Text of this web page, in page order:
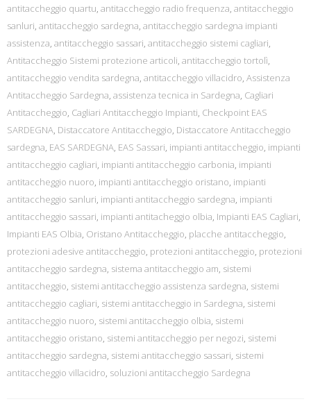
antitaccheggio quartu, antitaccheggio radio frequenza, antitaccheggio
sanluri, antitaccheggio sardegna, antitaccheggio sardegna impianti
assistenza, antitaccheggio sassari, antitaccheggio sistemi cagliari,
Antitaccheggio Sistemi protezione articoli, antitaccheggio tortolì,
antitaccheggio vendita sardegna, antitaccheggio villacidro, Assistenza
Antitaccheggio Sardegna, assistenza tecnica in Sardegna, Cagliari
Antitaccheggio, Cagliari Antitaccheggio Impianti, Checkpoint EAS
SARDEGNA, Distaccatore Antitaccheggio, Distaccatore Antitaccheggio
sardegna, EAS SARDEGNA, EAS Sassari, impianti antitaccheggio, impianti
antitaccheggio cagliari, impianti antitaccheggio carbonia, impianti
antitaccheggio nuoro, impianti antitaccheggio oristano, impianti
antitaccheggio sanluri, impianti antitaccheggio sardegna, impianti
antitaccheggio sassari, impianti antitacheggio olbia, Impianti EAS Cagliari,
Impianti EAS Olbia, Oristano Antitaccheggio, placche antitaccheggio,
protezioni adesive antitaccheggio, protezioni antitaccheggio, protezioni
antitaccheggio sardegna, sistema antitaccheggio am, sistemi
antitaccheggio, sistemi antitaccheggio assistenza sardegna, sistemi
antitaccheggio cagliari, sistemi antitaccheggio in Sardegna, sistemi
antitaccheggio nuoro, sistemi antitaccheggio olbia, sistemi
antitaccheggio oristano, sistemi antitaccheggio per negozi, sistemi
antitaccheggio sardegna, sistemi antitaccheggio sassari, sistemi
antitaccheggio villacidro, soluzioni antitaccheggio Sardegna